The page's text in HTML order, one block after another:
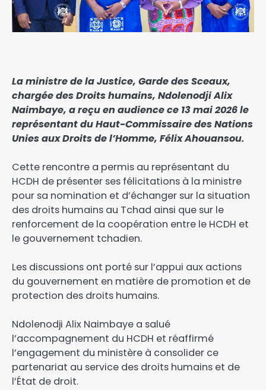
La ministre de la Justice, Garde des Sceaux,
chargée des Droits humains, Ndolenodji Alix
Naimbaye, a reçu en audience ce 13 mai 2026 le
représentant du Haut-Commissaire des Nations
Unies aux Droits de l’Homme, Félix Ahouansou.
Cette rencontre a permis au représentant du
HCDH de présenter ses félicitations à la ministre
pour sa nomination et d’échanger sur la situation
des droits humains au Tchad ainsi que sur le
renforcement de la coopération entre le HCDH et
le gouvernement tchadien.
Les discussions ont porté sur l’appui aux actions
du gouvernement en matière de promotion et de
protection des droits humains.
Ndolenodji Alix Naimbaye a salué
l’accompagnement du HCDH et réaffirmé
l’engagement du ministère à consolider ce
partenariat au service des droits humains et de
l’État de droit.